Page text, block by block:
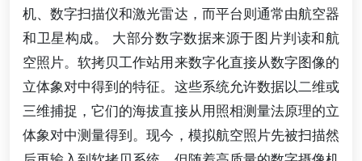
机、数字扫描仪和激光雷达，而平台则通常由航空器
和卫星构成。 大部分数字数据来源于图片判读和航
空照片。软拷贝工作站用来数字化直接从数字图像的
立体象对中得到的特征。这些系统允许数据以二维或
三维捕捉，它们的海拔直接从用照相测量法原理的立
体象对中测量得到。现今，模拟航空照片先被扫描然